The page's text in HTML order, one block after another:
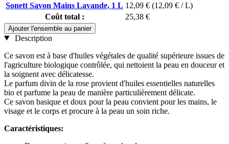
Sonett Savon Mains Lavande, 1 L 12,09 € (12,09 € / L)
Coût total :
25,38 €
Ajouter l'ensemble au panier
Description
Ce savon est à base d'huiles végétales de qualité supérieure issues de
l'agriculture biologique contrôlée, qui nettoient la peau en douceur et
la soignent avec délicatesse.
Le parfum divin de la rose provient d'huiles essentielles naturelles
bio et parfume la peau de manière particulièrement délicate.
Ce savon basique et doux pour la peau convient pour les mains, le
visage et le corps et procure à la peau un soin riche.
Caractéristiques: